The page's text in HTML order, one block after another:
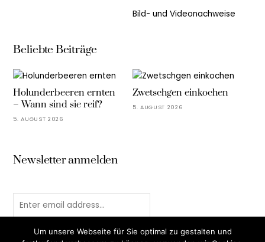
Bild- und Videonachweise
Beliebte Beiträge
Holunderbeeren ernten
– Wann sind sie reif?
5. AUGUST 2026
Zwetschgen einkochen
5. AUGUST 2026
Newsletter anmelden
Um unsere Webseite für Sie optimal zu gestalten und